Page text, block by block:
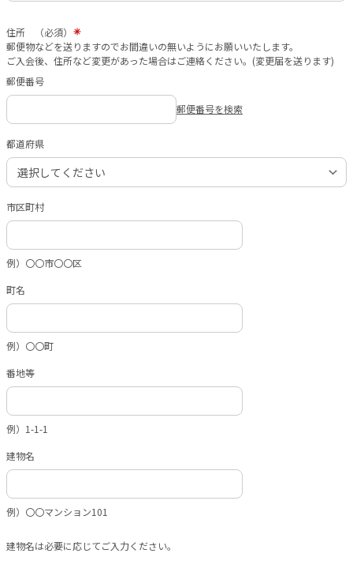
住所 （必須）
郵便物などを送りますのでお間違いの無いようにお願いいたします。
ご入会後、住所など変更があった場合はご連絡ください。(変更届を送ります)
郵便番号
郵便番号を検索
都道府県
市区町村
例）〇〇市〇〇区
町名
例）〇〇町
番地等
例）1-1-1
建物名
例）〇〇マンション101
建物名は必要に応じてご入力ください。